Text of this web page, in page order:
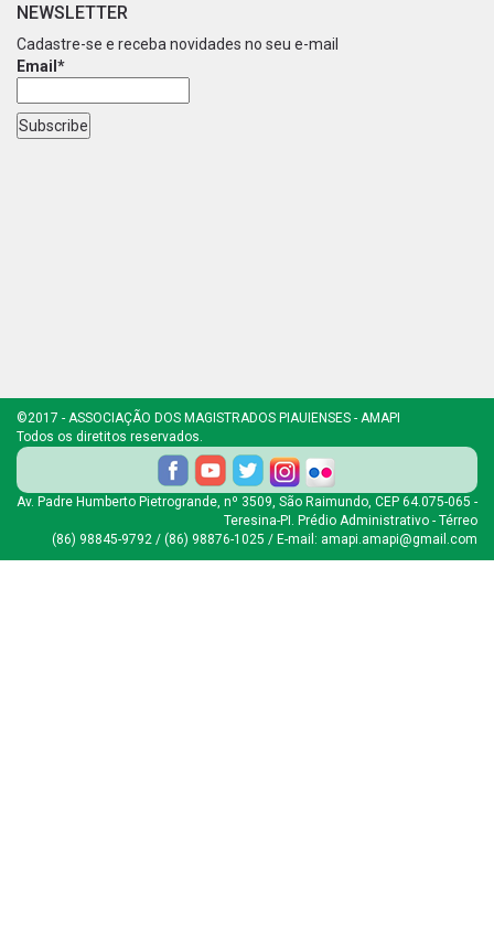
NEWSLETTER
Cadastre-se e receba novidades no seu e-mail
Email*
©2017 - ASSOCIAÇÃO DOS MAGISTRADOS PIAUIENSES - AMAPI
Todos os diretitos reservados.
Av. Padre Humberto Pietrogrande, nº 3509, São Raimundo, CEP 64.075-065 -
Teresina-PI. Prédio Administrativo - Térreo
(86) 98845-9792 / (86) 98876-1025 / E-mail: amapi.amapi@gmail.com